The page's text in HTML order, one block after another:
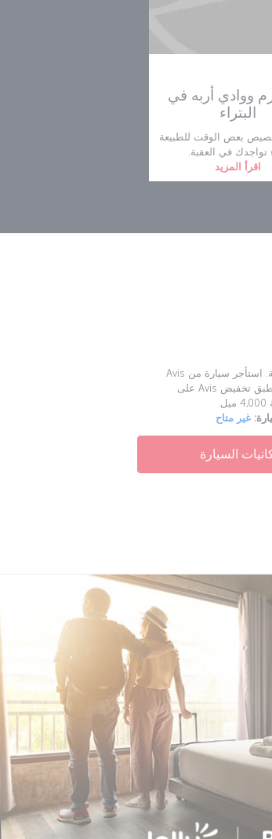
ووادي أربه في
البتراء
بعض الوقت للطبيعة
تواجدك في العقبة.
اقرأ المزيد
ابدأ رحلتك مع مزايا إضافية. استأجر سيارة من Avis
واستمتع بتخفيض 40%. ينطبق تخفيض Avis على
غير متاح
السيارة